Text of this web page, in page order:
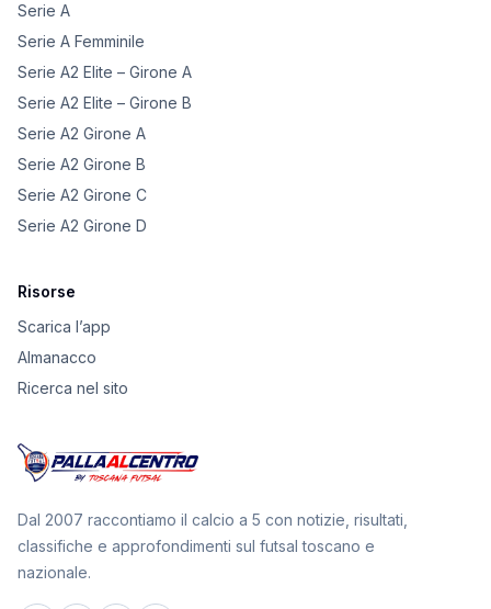
Serie A
Serie A Femminile
Serie A2 Elite – Girone A
Serie A2 Elite – Girone B
Serie A2 Girone A
Serie A2 Girone B
Serie A2 Girone C
Serie A2 Girone D
Risorse
Scarica l’app
Almanacco
Ricerca nel sito
Dal 2007 raccontiamo il calcio a 5 con notizie, risultati,
classifiche e approfondimenti sul futsal toscano e
nazionale.